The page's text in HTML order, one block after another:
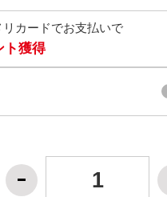
カードでお支払いで
ト獲得